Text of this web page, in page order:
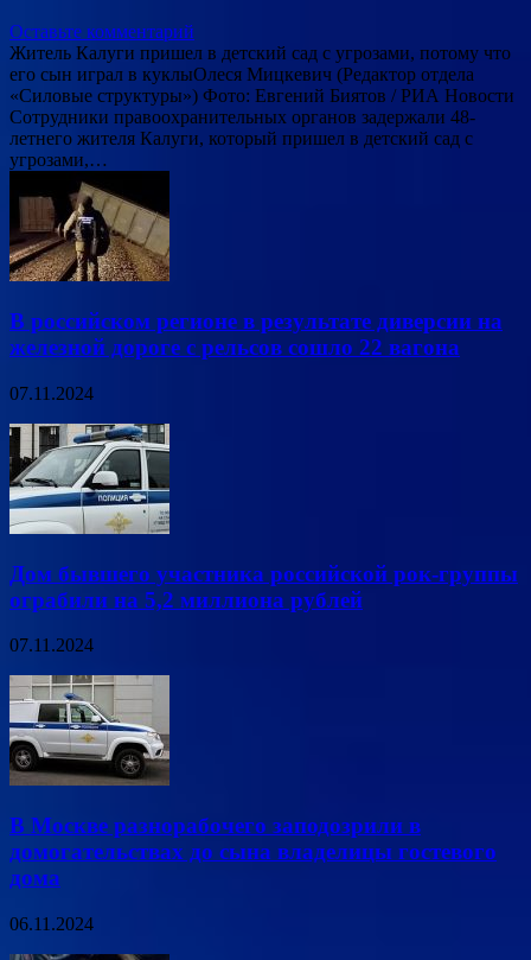
Оставьте комментарий
Житель Калуги пришел в детский сад с угрозами, потому что
его сын играл в куклыОлеся Мицкевич (Редактор отдела
«Силовые структуры») Фото: Евгений Биятов / РИА Новости
Сотрудники правоохранительных органов задержали 48-
летнего жителя Калуги, который пришел в детский сад с
угрозами,…
В российском регионе в результате диверсии на
железной дороге с рельсов сошло 22 вагона
07.11.2024
Дом бывшего участника российской рок-группы
ограбили на 5,2 миллиона рублей
07.11.2024
В Москве разнорабочего заподозрили в
домогательствах до сына владелицы гостевого
дома
06.11.2024